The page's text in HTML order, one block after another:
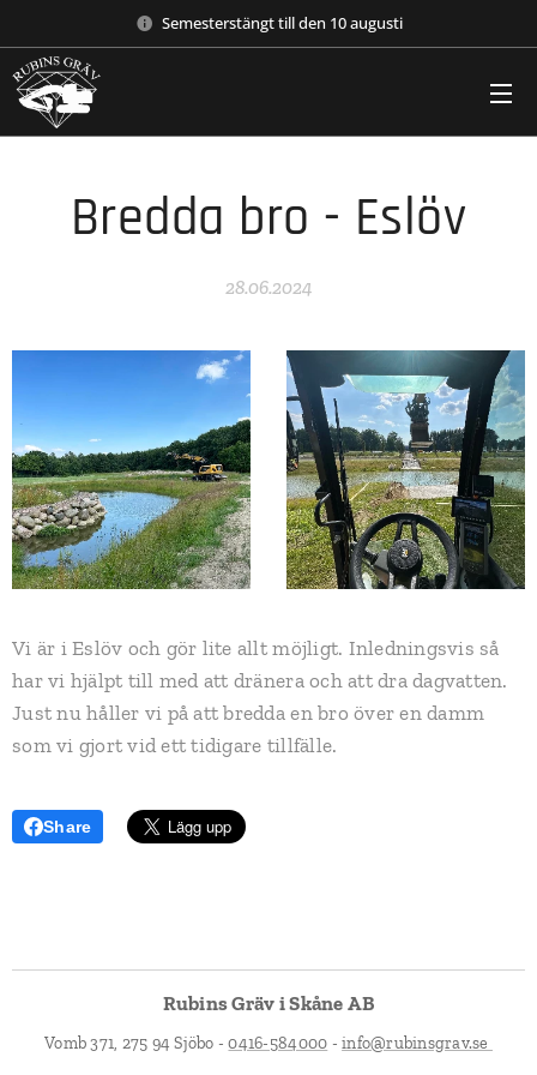
Semesterstängt till den 10 augusti
Bredda bro - Eslöv
28.06.2024
Vi är i Eslöv och gör lite allt möjligt. Inledningsvis så
har vi hjälpt till med att dränera och att dra dagvatten.
Just nu håller vi på att bredda en bro över en damm
som vi gjort vid ett tidigare tillfälle.
Share
Rubins Gräv i Skåne AB
Vomb 371, 275 94 Sjöbo -0416-584000 -info@rubinsgrav.se